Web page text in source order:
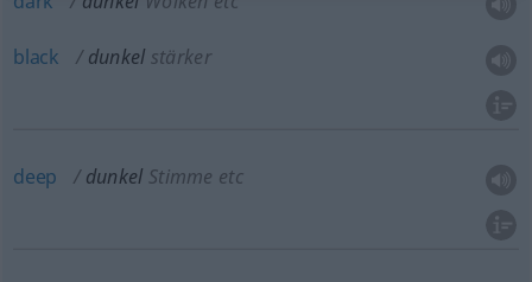
black dunkel stärker
deep dunkel Stimme etc